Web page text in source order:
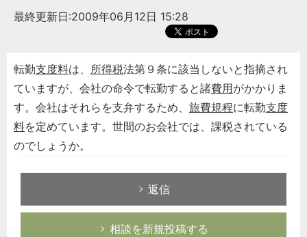
最終更新日:2009年06月12日 15:28
転勤支度料は、 所得税法第９条に該当しないと指摘され
ていますが、会社の命令で転勤すると諸費用がかかりま
す。会社はそれらを支弁するため、 旅費規程に転勤支度
料を定めています。世間のお会社では、課税されている
のでしょうか。
返信
相談を新規投稿する